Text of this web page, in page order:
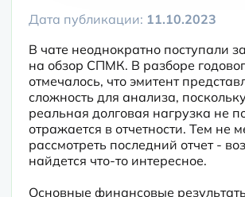
Дата публикации: 11.10.2023
В чате неоднократно поступали
на обзор СПМК. В разборе
отмечалось, что эмитент
сложность для анализа,
реальная долговая нагрузка не
отражается в отчетности. Тем не
рассмотреть последний отчет -
найдется что-то интересное.
Основные финансовые